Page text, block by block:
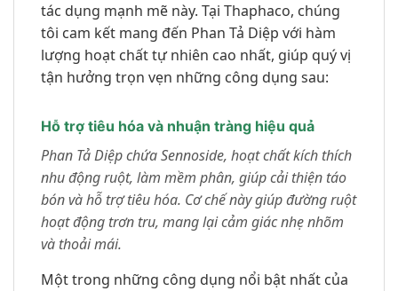
tác dụng mạnh mẽ này. Tại Thaphaco, chúng
tôi cam kết mang đến Phan Tả Diệp với hàm
lượng hoạt chất tự nhiên cao nhất, giúp quý vị
tận hưởng trọn vẹn những công dụng sau:
Hỗ trợ tiêu hóa và nhuận tràng hiệu quả
Phan Tả Diệp chứa Sennoside, hoạt chất kích thích
nhu động ruột, làm mềm phân, giúp cải thiện táo
bón và hỗ trợ tiêu hóa. Cơ chế này giúp đường ruột
hoạt động trơn tru, mang lại cảm giác nhẹ nhõm
và thoải mái.
Một trong những công dụng nổi bật nhất của